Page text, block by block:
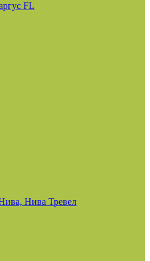
FL
Нива Тревел